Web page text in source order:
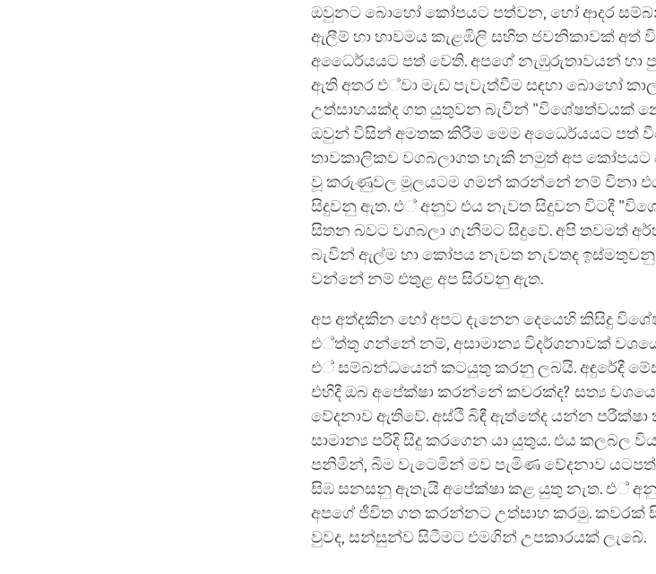
ඔවුනට බො‌හෝ කෝපයට පත්වන, හෝ ආදර
ඇලීම් හා භාවමය කැළඹිලි සහිත ජවනිකාවක් අත්
අධෛර්යයට පත් වෙති. අපගේ නැඹුරුතාවයන් හා
ඇති අතර එ්වා මැඩ පැවැත්වීම සඳහා බො‌හෝ
උත්සාහයක්ද ගත යුතුවන බැවින් "විශේෂත්වයක්
ඔවුන් විසින් අමතක කිරීම මෙම අධෛර්යයට පත්
තාවකාලිකව වගබලාගත හැකි නමුත් අප
වූ කරුණුවල මූලයටම ගමන් කරන්නේ නම් විනා
සිදුවනු ඇත. එ් අනුව එය නැවත සිදුවන විටදී
සිතන බවට වගබලා ගැනීමට සිදුවේ. අපි තවමත්
බැවින් ඇල්ම හා කෝපය නැවත නැවතද
වන්නේ නම් එතුළ අප සිරවනු ඇත.
අප අත්දකින හෝ අපට දැනෙන දෙයෙහි කිසිදු
එ්ත්තු ගන්නේ නම්, අසාමාන්‍ය විදර්ශනාවක්
එ් සම්බන්ධයෙන් කටයුතු කරනු ලබයි. අඳුරේදී
එහිදී ඔබ අපේක්ෂා කරන්නේ කවරක්ද? සත්‍ය
වේදනාව ඇතිවේ. අස්ථි බිඳී ඇත්තේද යන්න
සාමාන්‍ය පරිදි සිදු කරගෙන යා යුතුය. එය කලබල
පනිමින්, බිම වැටෙමින් මව පැමිණ වේදනාව
සිඹ සනසනු ඇතැයි අපේක්ෂා කළ යුතු නැත. එ්
අපගේ ජීවිත ගත කරන්නට උත්සාහ කරමු. කවරක්
වුවද, සන්සුන්ව සිටීමට එමගින් උපකාරයක් ලැබේ.